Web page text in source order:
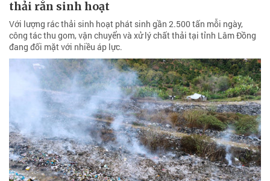
thải rắn sinh hoạt
Với lượng rác thải sinh hoạt phát sinh gần 2.500 tấn mỗi ngày,
công tác thu gom, vận chuyển và xử lý chất thải tại tỉnh Lâm Đồng
đang đối mặt với nhiều áp lực.